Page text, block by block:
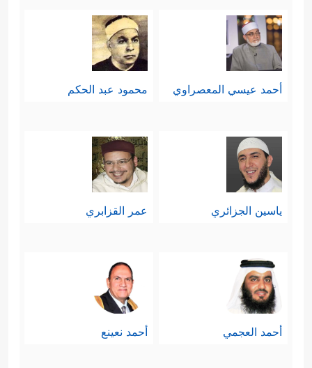
أحمد عيسي المعصراوي محمود عبد الحكم
ياسين الجزائري عمر القزابري
أحمد العجمي أحمد نعينع